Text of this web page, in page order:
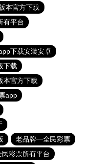
本官方下载
有平台
下载安装安卓
下载
本官方下载
app
老品牌—全民彩票
民彩票所有平台